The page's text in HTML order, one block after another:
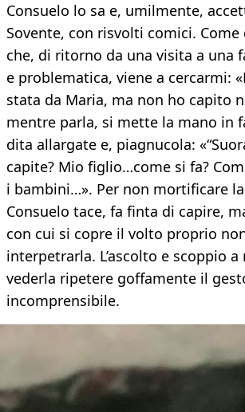
Consuelo lo sa e, umilmente,
Sovente, con risvolti comici.
che, di ritorno da una visita a una
e problematica, viene a cercarmi:
stata da Maria, ma non ho capito
mentre parla, si mette la mano in
dita allargate e, piagnucola:
capite? Mio figlio…come si fa?
i bambini…». Per non mortificare
Consuelo tace, fa finta di capire,
con cui si copre il volto proprio
interpetrarla. L’ascolto e scoppio a
vederla ripetere goffamente il
incomprensibile.